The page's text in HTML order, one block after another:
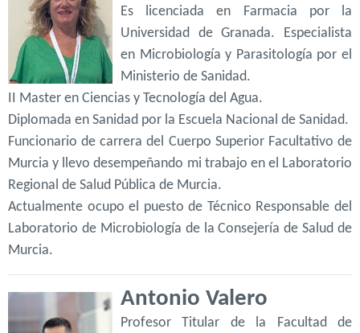
Es licenciada en Farmacia por la
Universidad de Granada. Especialista
en Microbiología y Parasitología por el
Ministerio de Sanidad.
II Master en Ciencias y Tecnología del Agua.
Diplomada en Sanidad por la Escuela Nacional de Sanidad.
Funcionario de carrera del Cuerpo Superior Facultativo de
Murcia y llevo desempeñando mi trabajo en el Laboratorio
Regional de Salud Pública de Murcia.
Actualmente ocupo el puesto de Técnico Responsable del
Laboratorio de Microbiología de la Consejería de Salud de
Murcia.
Antonio Valero
Profesor Titular de la Facultad de